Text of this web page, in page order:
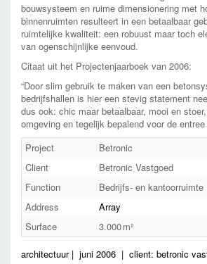
bouwsysteem en ruime dimensionering met
binnenruimten resulteert in een betaalbaar
ruimtelijke kwaliteit: een robuust maar toch
van ogenschijnlijke eenvoud.
Citaat uit het Projectenjaarboek van 2006:
“Door slim gebruik te maken van een
bedrijfshallen is hier een stevig statement
dus ook: chic maar betaalbaar, mooi en
omgeving en tegelijk bepalend voor de entree
Project
Betronic
Client
Betronic Vastgoed
Function
Bedrijfs- en kantoorruimte
Address
Array
Surface
3.000
architectuur | juni 2006 | client: betronic